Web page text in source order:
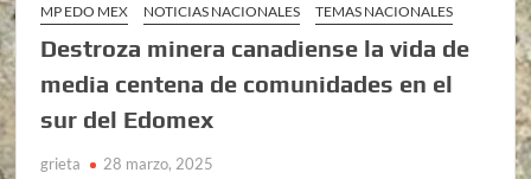
MP EDO MEX
NOTICIAS NACIONALES TEMAS NACIONALES
Destroza minera canadiense la vida de
media centena de comunidades en el
sur del Edomex
grieta 28 marzo, 2025